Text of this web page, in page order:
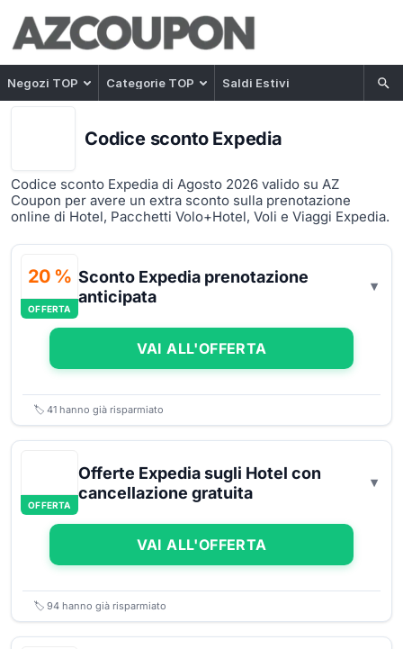
Negozi TOP Categorie TOP Saldi Estivi
Codice sconto Expedia
Codice sconto Expedia di Agosto 2026 valido su AZ
Coupon per avere un extra sconto sulla prenotazione
online di Hotel, Pacchetti Volo+Hotel, Voli e Viaggi Expedia.
20 %
OFFERTA
Sconto Expedia prenotazione
anticipata
VAI ALL'OFFERTA
🏷️ 41 hanno già risparmiato
OFFERTA
Offerte Expedia sugli Hotel con
cancellazione gratuita
VAI ALL'OFFERTA
🏷️ 94 hanno già risparmiato